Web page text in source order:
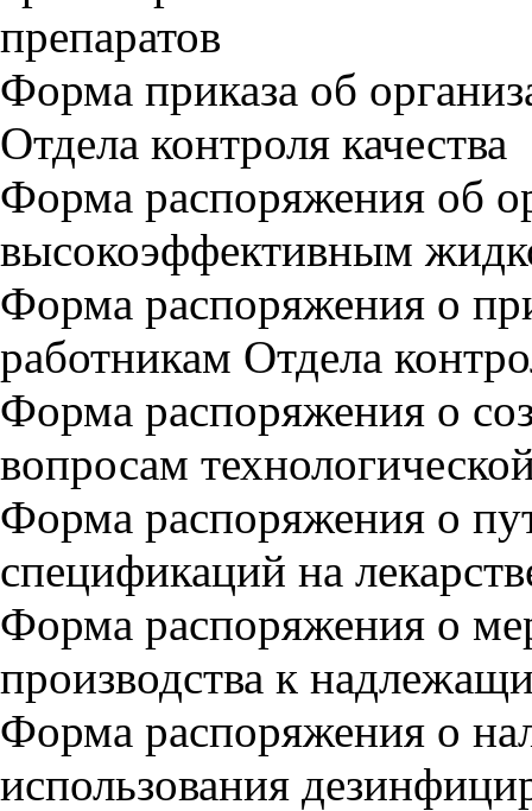
препаратов
Форма приказа об
Отдела контроля качества
Форма распоряжения об
высокоэффективным
Форма распоряжения о
работникам Отдела
Форма распоряжения о
вопросам
Форма распоряжения о
спецификаций на
Форма распоряжения о
производства к
Форма распоряжения о
использования